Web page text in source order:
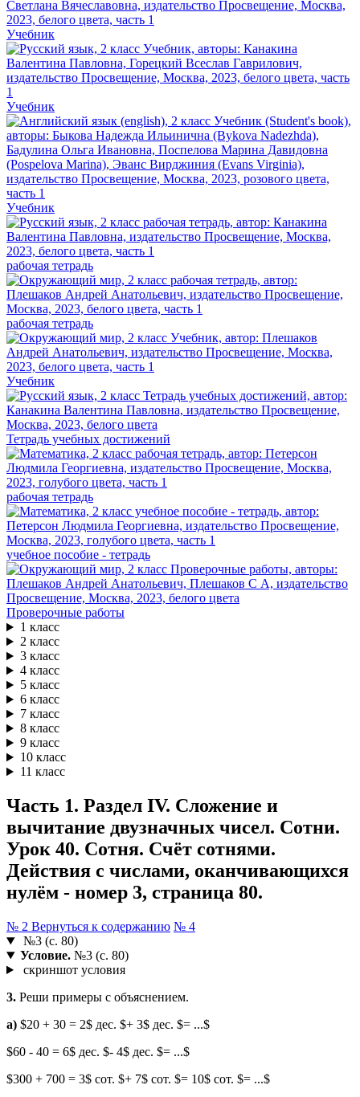
Учебник
Учебник
Учебник
рабочая тетрадь
рабочая тетрадь
Учебник
Тетрадь учебных достижений
рабочая тетрадь
учебное пособие - тетрадь
Проверочные работы
1 класс
2 класс
3 класс
4 класс
5 класс
6 класс
7 класс
8 класс
9 класс
10 класс
11 класс
Часть 1. Раздел IV. Сложение и
вычитание двузначных чисел. Сотни.
Урок 40. Сотня. Счёт сотнями.
Действия с числами, оканчивающихся
нулём - номер 3, страница 80.
№ 2 Вернуться к содержанию № 4
№3 (с. 80)
Условие.№3 (с. 80)
скриншот условия
3. Реши примеры с объяснением.
а) $20 + 30 = 2$ дес. $+ 3$ дес. $= ...$
$60 - 40 = 6$ дес. $- 4$ дес. $= ...$
$300 + 700 = 3$ сот. $+ 7$ сот. $= 10$ сот. $= ...$